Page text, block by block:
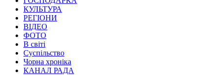
КУЛЬТУРА
РЕГІОНИ
ВІДЕО
ФОТО
В світі
Суспільство
Чорна хроніка
КАНАЛ РАДА